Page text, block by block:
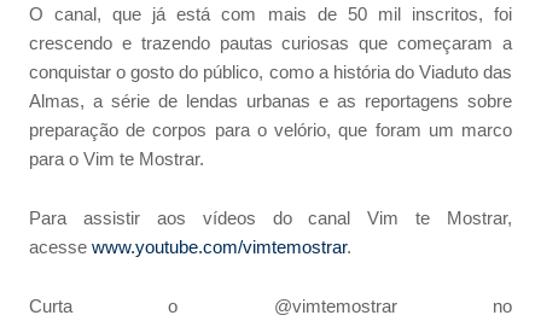
O canal, que já está com mais de 50 mil inscritos, foi
crescendo e trazendo pautas curiosas que começaram a
conquistar o gosto do público, como a história do Viaduto das
Almas, a série de lendas urbanas e as reportagens sobre
preparação de corpos para o velório, que foram um marco
para o Vim te Mostrar.
Para assistir aos vídeos do canal Vim te Mostrar,
acesse www.youtube.com/vimtemostrar.
Curta o @vimtemostrar no